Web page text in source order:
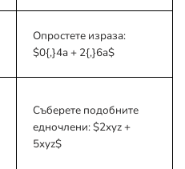
Опростете израза:
$0{,}4a + 2{,}6a$
Съберете подобните
едночлени:$2xyz +
5xyz$